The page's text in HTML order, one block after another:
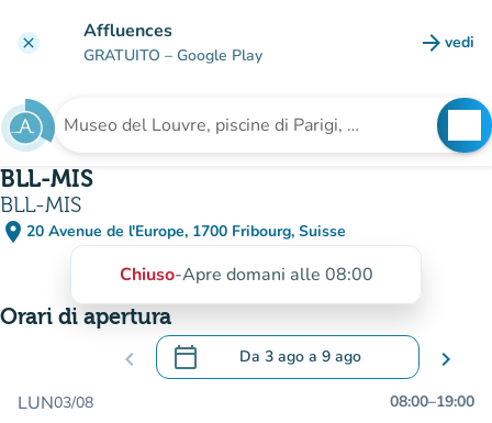
clear Affluences
GRATUITO – Google Play arrow_forward vedi
Cerca una struttura
BLL-MIS
BLL-MIS
place 20 Avenue de l'Europe, 1700 Fribourg, Suisse
(apri in Google Maps)
(nuova scheda)
Chiuso-Apre domani alle 08:00
Orari di apertura
chevron_left calendar_today Da 3 ago a 9 ago
.Aprire il calendario per modificare le
chevron_right
LUN03/08 08:00–19:00